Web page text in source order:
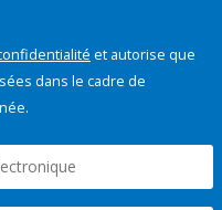
et autorise que
dans le cadre de